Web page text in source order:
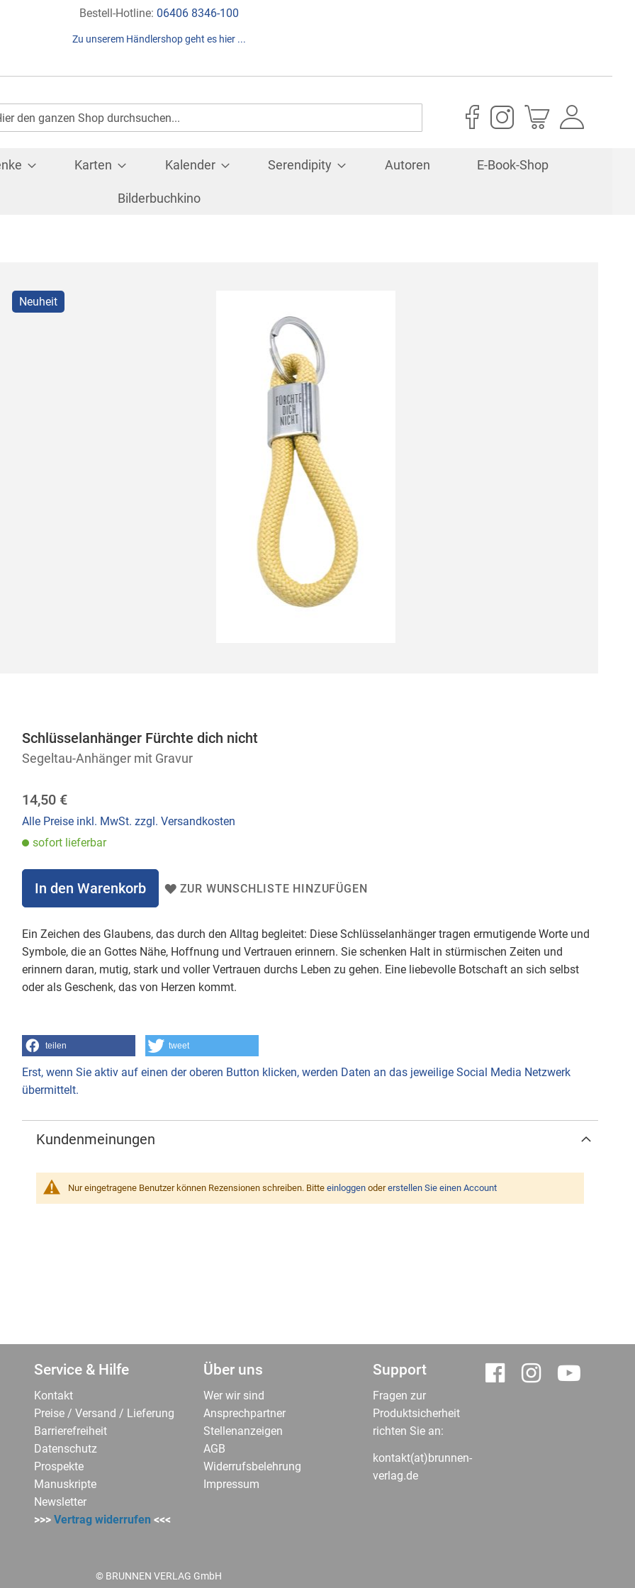
Direkt
Inhalt
Bestell-Hotline: 06406 8346-100
Zu unserem Händlershop geht es hier ...
Suche
Mein Warenkorb
Karten Kalender Serendipity Autoren E-Book-Shop
Bilderbuchkino
Schlüsselanhänger Fürchte dich nicht
Segeltau-Anhänger mit Gravur
14,50 €
Alle Preise inkl. MwSt. zzgl. Versandkosten
sofort lieferbar
In den Warenkorb ZUR WUNSCHLISTE HINZUFÜGEN
Ein Zeichen des Glaubens, das durch den Alltag begleitet: Diese Schlüsselanhänger tragen ermutigende Worte und
Symbole, die an Gottes Nähe, Hoffnung und Vertrauen erinnern. Sie schenken Halt in stürmischen Zeiten und
erinnern daran, mutig, stark und voller Vertrauen durchs Leben zu gehen. Eine liebevolle Botschaft an sich selbst
oder als Geschenk, das von Herzen kommt.
teilen tweet
Erst, wenn Sie aktiv auf einen der oberen Button klicken, werden Daten an das jeweilige Social Media Netzwerk
übermittelt.
Neuheit
Kundenmeinungen
Nur eingetragene Benutzer können Rezensionen schreiben. Bitte einloggenodererstellen Sie einen Account
Service & Hilfe
Kontakt
Preise / Versand / Lieferung
Barrierefreiheit
Datenschutz
Prospekte
Manuskripte
Newsletter
>>> Vertrag widerrufen <<<
Über uns
Wer wir sind
Ansprechpartner
Stellenanzeigen
AGB
Widerrufsbelehrung
Impressum
Support
Fragen zur
Produktsicherheit
richten Sie an:
kontakt(at)brunnen-
verlag.de
© BRUNNEN VERLAG GmbH